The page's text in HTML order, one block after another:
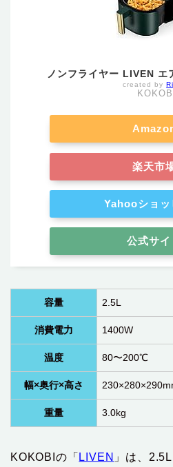
ノンフライヤー LIVEN エ
created by
KOKOBI
楽天市
Yahooショッ
公式サイ
容量 ‎2.5L
消費電力 1400W
温度 80〜200℃
幅×奥行×高さ
重量 3.0kg
KOKOBIの「 LIVEN 」は、